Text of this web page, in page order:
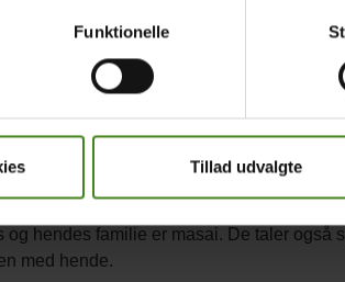
Funktionelle
Tillad udvalgte
ti på masai
og hendes familie er masai. De taler
med hende.